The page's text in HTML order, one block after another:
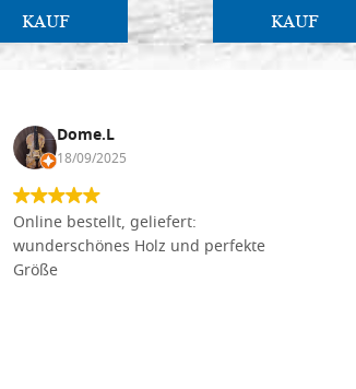
KAUF KAUF
Dome.L
18/09/2025
Online bestellt, geliefert:
wunderschönes Holz und perfekte
Größe